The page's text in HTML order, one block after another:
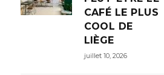
CAFÉ LE PLUS
COOL DE
LIÈGE
juillet 10, 2026